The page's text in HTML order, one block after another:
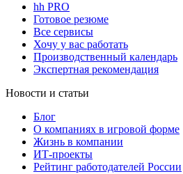
hh PRO
Готовое резюме
Все сервисы
Хочу у вас работать
Производственный календарь
Экспертная рекомендация
Новости и статьи
Блог
О компаниях в игровой форме
Жизнь в компании
ИТ-проекты
Рейтинг работодателей России